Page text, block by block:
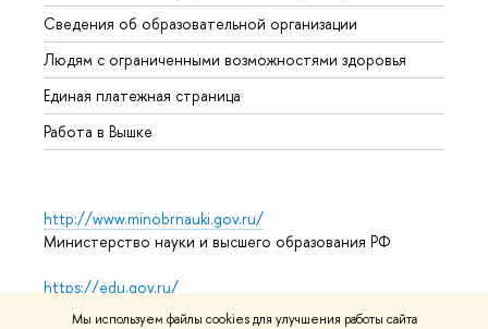
Мы используем файлы cookies для улучшения работы сайта
Сведения об образовательной организации
Людям с ограниченными возможностями здоровья
Единая платежная страница
Работа в Вышке
http://www.minobrnauki.gov.ru/
Министерство науки и высшего образования РФ
https://edu.gov.ru/
Министерство просвещения РФ